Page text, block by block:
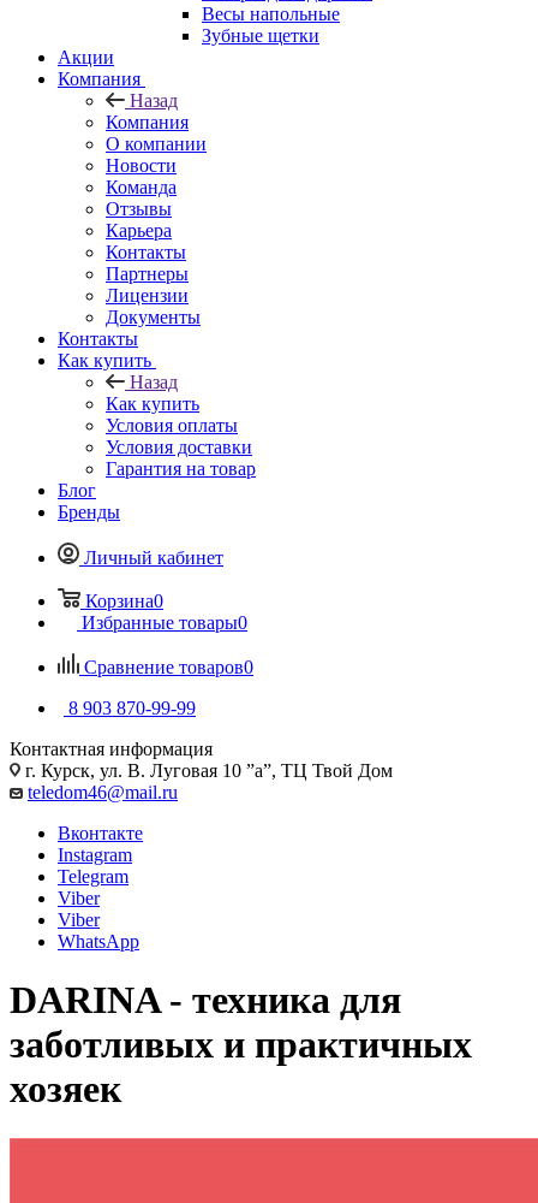
Весы напольные
Зубные щетки
Акции
Компания
Назад
Компания
О компании
Новости
Команда
Отзывы
Карьера
Контакты
Партнеры
Лицензии
Документы
Контакты
Как купить
Назад
Как купить
Условия оплаты
Условия доставки
Гарантия на товар
Блог
Бренды
Личный кабинет
Корзина0
Избранные товары0
Сравнение товаров0
8 903 870-99-99
Контактная информация
г. Курск, ул. В. Луговая 10 ”а”, ТЦ Твой Дом
teledom46@mail.ru
Вконтакте
Instagram
Telegram
Viber
Viber
WhatsApp
DARINA - техника для
заботливых и практичных
хозяек